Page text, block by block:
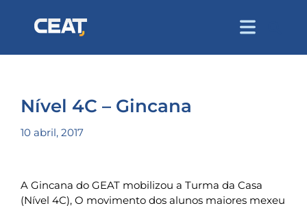
Nível 4C – Gincana
10 abril, 2017
A Gincana do GEAT mobilizou a Turma da Casa
(Nível 4C), O movimento dos alunos maiores mexeu